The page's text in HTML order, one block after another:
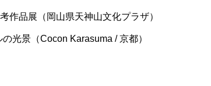
品展（岡山県天神山文化プラザ）
光景（Cocon Karasuma / 京都）